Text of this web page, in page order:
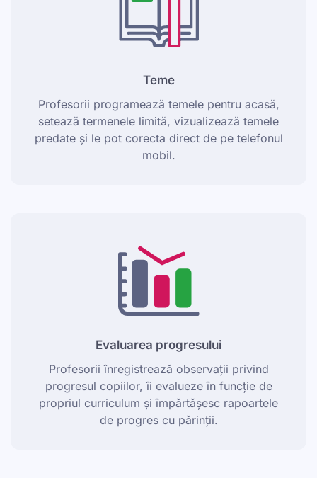
Teme
Profesorii programează temele pentru acasă,
setează termenele limită, vizualizează temele
predate și le pot corecta direct de pe telefonul
mobil.
Evaluarea progresului
Profesorii înregistrează observații privind
progresul copiilor, îi evalueze în funcție de
propriul curriculum și împărtășesc rapoartele
de progres cu părinții.